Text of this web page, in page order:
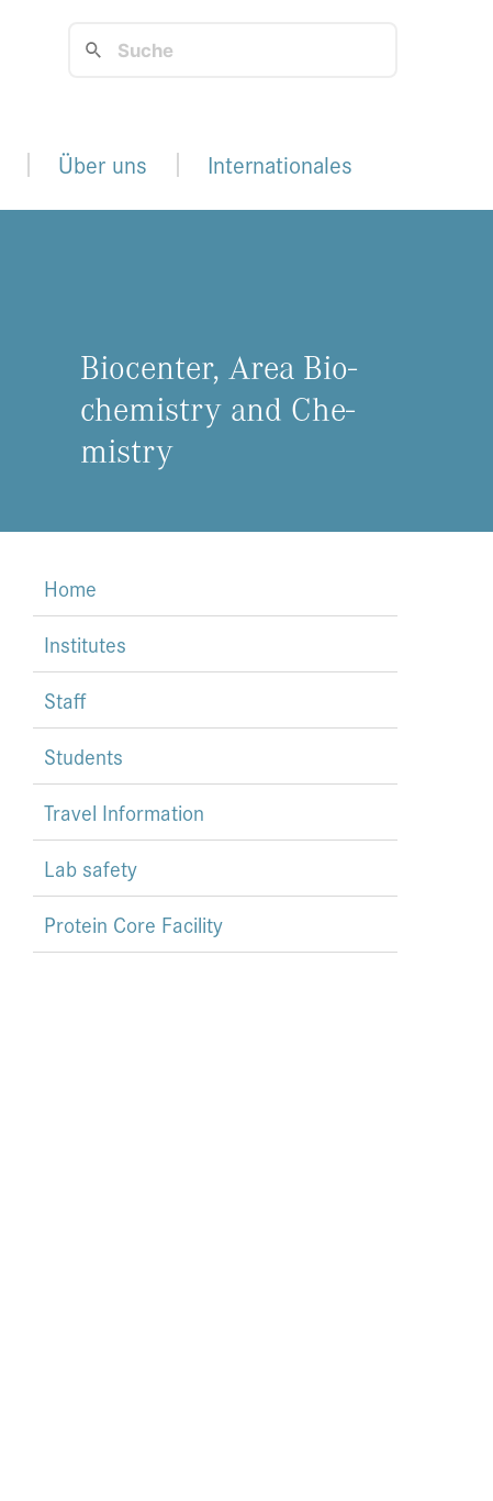
Über uns Internationales
Bio­cen­ter, Area Bio­
che­mis­try and Che­
mis­try
Home
Institutes
Staff
Students
Travel Information
Lab safety
Protein Core Facility